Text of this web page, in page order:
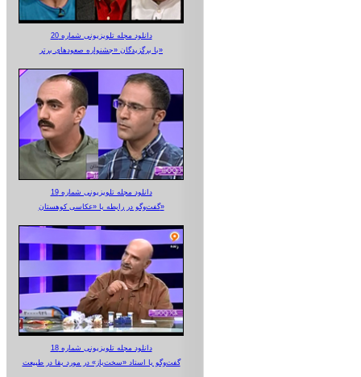
دانلود مجله تلویزیونی شماره 20
با برگزیدگان «جشنواره صعودهای برتر»
دانلود مجله تلویزیونی شماره 19
گفت‌وگو در رابطه با «عکاسی کوهستان»
دانلود مجله تلویزیونی شماره 18
گفت‌وگو با استاد «سخت‌باز» در مورد بقا در طبیعت